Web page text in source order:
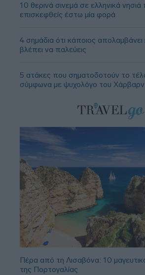
10 θερινά σινεμά σε ελληνικά νησιά
επισκεφθείς έστω μία φορά
4 σημάδια ότι κάποιος
βλέπει να παλεύεις
5 ατάκες που σηματοδοτούν το
σύμφωνα με ψυχολόγο του
Πέρα από τη Λισαβόνα: 10
της Πορτογαλίας